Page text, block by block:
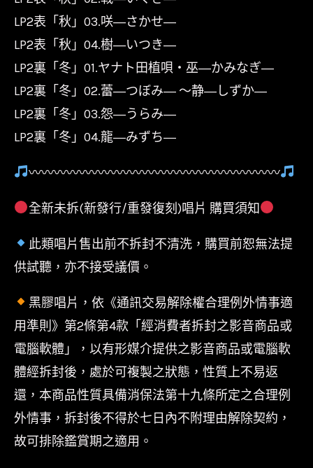
LP2表「秋」03.咲―さかせ―
LP2表「秋」04.樹―いつき―
LP2裏「冬」01.ヤナト田植唄・巫―かみなぎ―
LP2裏「冬」02.蕾―つぼみ― ～静―しずか―
LP2裏「冬」03.怨―うらみ―
LP2裏「冬」04.龍―みずち―
〰〰〰〰〰〰〰〰〰〰〰〰〰〰〰〰〰〰〰〰
全新未拆(新發行/重發復刻)唱片 購買須知
此類唱片售出前不拆封不清洗，購買前恕無法提
供試聽，亦不接受議價。
黑膠唱片，依《通訊交易解除權合理例外情事適
用準則》第2條第4款「經消費者拆封之影音商品或
電腦軟體」，以有形媒介提供之影音商品或電腦軟
體經拆封後，處於可複製之狀態，性質上不易返
還，本商品性質具備消保法第十九條所定之合理例
外情事，拆封後不得於七日內不附理由解除契約，
故可排除鑑賞期之適用。